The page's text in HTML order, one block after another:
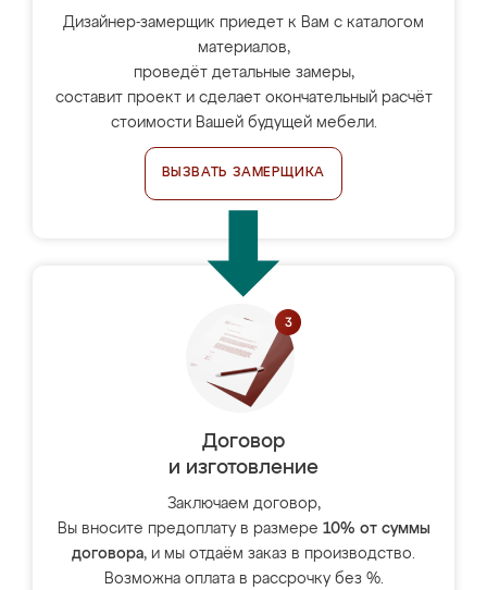
Дизайнер-замерщик приедет к Вам с каталогом
материалов,
проведёт детальные замеры,
составит проект и сделает окончательный расчёт
стоимости Вашей будущей мебели.
ВЫЗВАТЬ ЗАМЕРЩИКА
Договор
и изготовление
Заключаем договор,
Вы вносите предоплату в размере 10% от суммы
договора, и мы отдаём заказ в производство.
Возможна оплата в рассрочку без %.